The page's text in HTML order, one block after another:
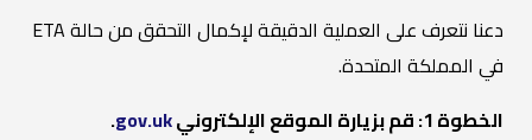
دعنا نتعرف على العملية الدقيقة لإكمال التحقق من حالة ETA
في المملكة المتحدة.
الخطوة 1: قم بزيارة الموقع الإلكتروني
gov.uk
.